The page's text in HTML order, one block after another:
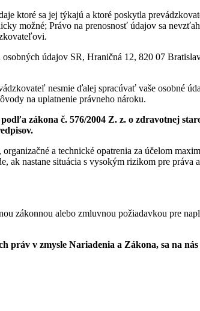
ktoré sa jej týkajú a ktoré poskytla
možné; Právo na prenosnosť údajov sa
osobných údajov SR, Hraničná 12, 820 07
nesmie ďalej spracúvať vaše osobné
na uplatnenie právneho nároku.
zákona č. 576/2004 Z. z. o zdravotnej
a technické opatrenia za účelom
nastane situácia s vysokým rizikom pre práva
zákonnou alebo zmluvnou požiadavkou pre
práv v zmysle Nariadenia a Zákona, sa na